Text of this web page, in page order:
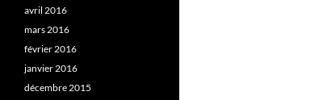
avril 2016
mars 2016
février 2016
janvier 2016
décembre 2015